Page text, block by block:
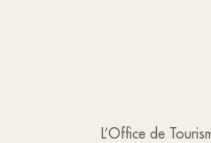
L’Office de